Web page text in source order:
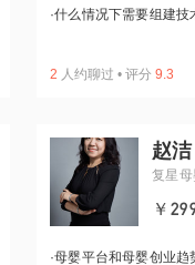
·什么情况下需要组建技
2 人约聊过 • 评分 9.3
赵洁
复星
母婴
￥
·母婴平台和母婴创业趋